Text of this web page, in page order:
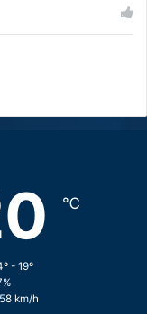
℃
- 19º
km/h